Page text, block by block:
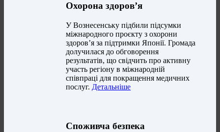
Охорона здоров’я
У Вознесенську підбили підсумки
міжнародного проєкту з охорони
здоров’я за підтримки Японії. Громада
долучилася до обговорення
результатів, що свідчить про активну
участь регіону в міжнародній
співпраці для покращення медичних
послуг. Детальніше
Споживча безпека